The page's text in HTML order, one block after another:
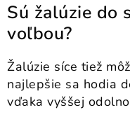
Sú žalúzie do
voľbou?
Žalúzie síce tiež
najlepšie sa hodia
vďaka vyššej